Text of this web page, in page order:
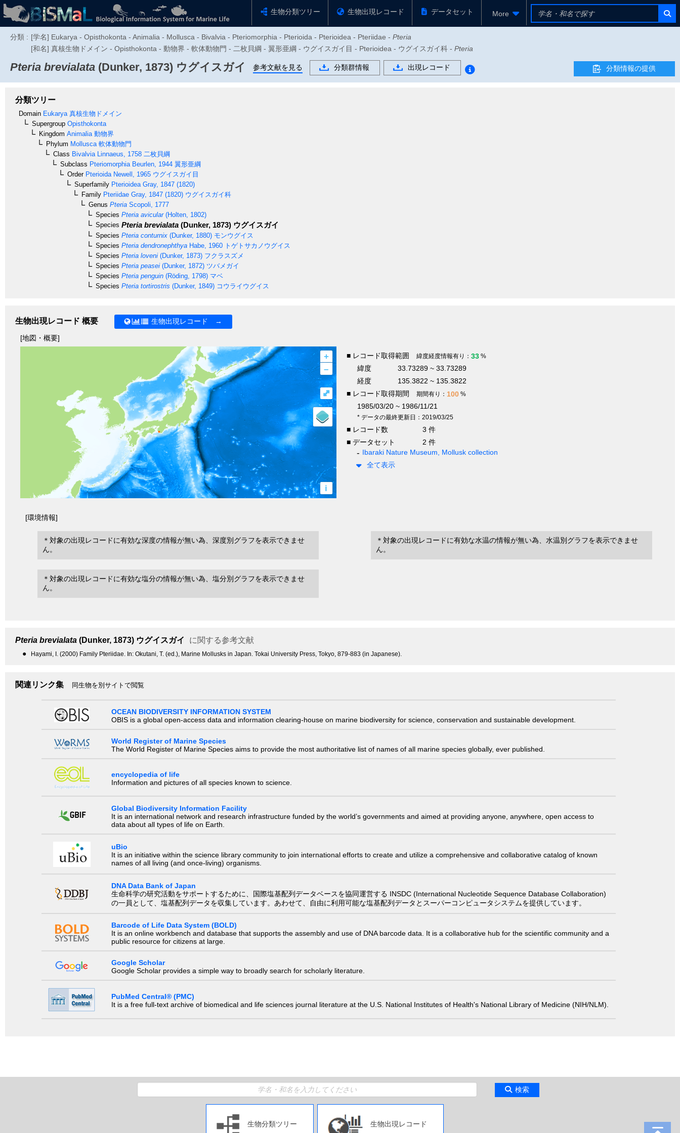
生物分類ツリー 生物出現レコード データセット More
分類 : [学名] Eukarya - Opisthokonta - Animalia - Mollusca - Bivalvia - Pteriomorphia - Pterioida - Pterioidea - Pteriidae - Pteria
[和名] 真核生物ドメイン - Opisthokonta - 動物界 - 軟体動物門 - 二枚貝綱 - 翼形亜綱 - ウグイスガイ目 - Pterioidea - ウグイスガイ科 - Pteria
Pteria brevialata (Dunker, 1873) ウグイスガイ 参考文献を見る 分類群情報 出現レコード 分類情報の提供
分類ツリー
Domain Eukarya 真核生物ドメイン
Supergroup Opisthokonta
Kingdom Animalia 動物界
Phylum Mollusca 軟体動物門
Class Bivalvia Linnaeus, 1758 二枚貝綱
Subclass Pteriomorphia Beurlen, 1944 翼形亜綱
OrderPterioida Newell, 1965 ウグイスガイ目
Superfamily Pterioidea Gray, 1847 (1820)
Family Pteriidae Gray, 1847 (1820) ウグイスガイ科
Genus Pteria Scopoli, 1777
Species Pteria avicular(Holten, 1802)
Species Pteria brevialata (Dunker, 1873) ウグイスガイ
Species Pteria conturnix (Dunker, 1880) モンウグイス
Species Pteria dendronephthya Habe, 1960 トゲトサカノウグイス
Species Pteria loveni (Dunker, 1873) フクラスズメ
Species Pteria peasei (Dunker, 1872) ツバメガイ
Species Pteria penguin (Röding, 1798) マベ
Species Pteria tortirostris (Dunker, 1849) コウライウグイス
生物出現レコード 概要 生物出現レコード →
[地図・概要]
+
–
i
⤢
■ レコード取得範囲 緯度経度情報有り： 33 %
緯度
33.73289 ~ 33.73289
経度
135.3822 ~ 135.3822
■ レコード取得期間
期間有り： 100 %
1985/03/20 ~ 1986/11/21
* データの最終更新日：2019/03/25
■ レコード数
3 件
■ データセット
2 件
Ibaraki Nature Museum, Mollusk collection
全て表示
[環境情報]
＊対象の出現レコードに有効な深度の情報が無い為、深度別グラフを表示できませ
ん。
＊対象の出現レコードに有効な水温の情報が無い為、水温別グラフを表示できませ
ん。
＊対象の出現レコードに有効な塩分の情報が無い為、塩分別グラフを表示できませ
ん。
Pteria brevialata (Dunker, 1873) ウグイスガイ に関する参考文献
● Hayami, I. (2000) Family Pteriidae. In: Okutani, T. (ed.), Marine Mollusks in Japan. Tokai University Press, Tokyo, 879-883 (in Japanese).
関連リンク集 同生物を別サイトで閲覧
OCEAN BIODIVERSITY INFORMATION SYSTEM
OBIS is a global open-access data and information clearing-house on marine biodiversity for science, conservation and sustainable development.
World Register of Marine Species
The World Register of Marine Species aims to provide the most authoritative list of names of all marine species globally, ever published.
encyclopedia of life
Information and pictures of all species known to science.
Global Biodiversity Information Facility
It is an international network and research infrastructure funded by the world’s governments and aimed at providing anyone, anywhere, open access to
data about all types of life on Earth.
uBio
It is an initiative within the science library community to join international efforts to create and utilize a comprehensive and collaborative catalog of known
names of all living (and once-living) organisms.
DNA Data Bank of Japan
生命科学の研究活動をサポートするために、国際塩基配列データベースを協同運営する INSDC (International Nucleotide Sequence Database Collaboration)
の一員として、塩基配列データを収集しています。あわせて、自由に利用可能な塩基配列データとスーパーコンピュータシステムを提供しています。
Barcode of Life Data System (BOLD)
It is an online workbench and database that supports the assembly and use of DNA barcode data. It is a collaborative hub for the scientific community and a
public resource for citizens at large.
Google Scholar
Google Scholar provides a simple way to broadly search for scholarly literature.
PubMed Central® (PMC)
It is a free full-text archive of biomedical and life sciences journal literature at the U.S. National Institutes of Health's National Library of Medicine (NIH/NLM).
検索
生物分類ツリー 生物出現レコード